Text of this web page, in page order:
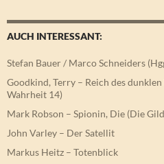
AUCH INTERESSANT:
Stefan Bauer / Marco Schneiders
Goodkind, Terry – Reich des
Wahrheit 14)
Mark Robson – Spionin, Die (Die
John Varley – Der Satellit
Markus Heitz – Totenblick